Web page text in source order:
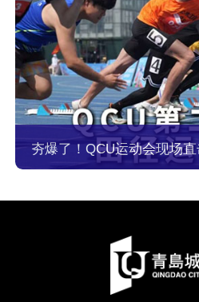
夯爆了！QCU运动会现场直